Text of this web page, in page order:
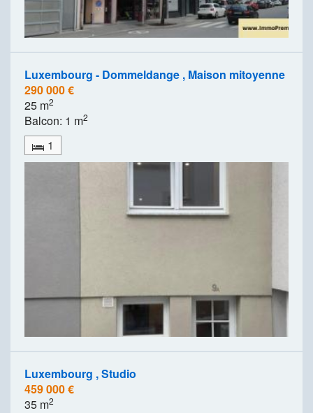
Luxembourg - Dommeldange , Maison mitoyenne
290 000 €
25 m2
Balcon: 1 m2
1
Luxembourg , Studio
459 000 €
35 m2